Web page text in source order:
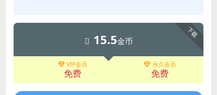
下载
15.5金币
VIP会员
免费
永久会员
免费